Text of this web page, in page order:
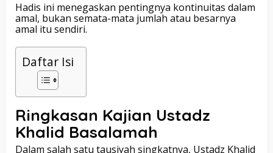
Hadis ini menegaskan pentingnya kontinuitas dalam
amal, bukan semata-mata jumlah atau besarnya
amal itu sendiri.
Daftar Isi
Ringkasan Kajian Ustadz
Khalid Basalamah
Dalam salah satu tausiyah singkatnya, Ustadz Khalid